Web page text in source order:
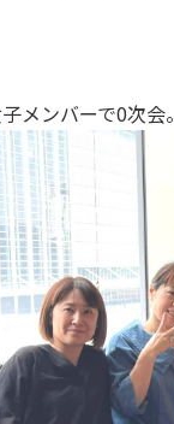
メンバーで0次会。